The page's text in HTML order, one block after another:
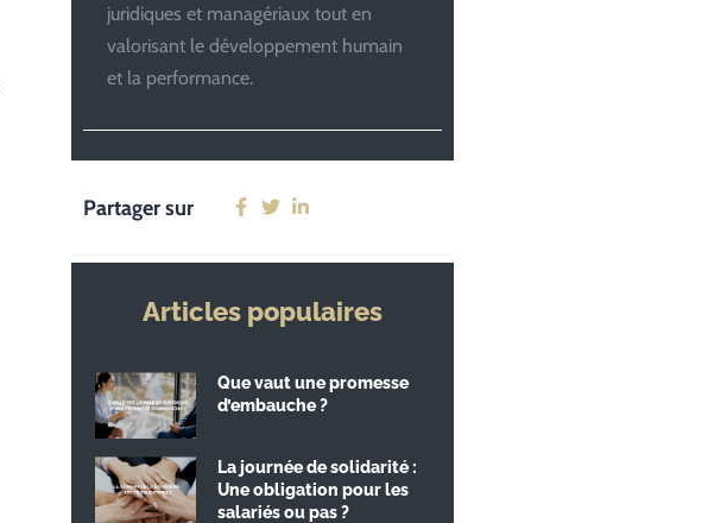
juridiques et managériaux tout en
valorisant le développement humain
et la performance.
Partager sur
Articles populaires
Que vaut une promesse
d’embauche ?
La journée de solidarité :
Une obligation pour les
salariés ou pas ?